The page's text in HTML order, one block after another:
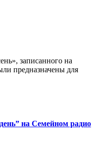
записанного на
предназначены для
на Семейном радио